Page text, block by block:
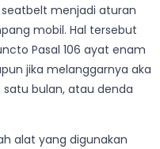
menjadi aturan
mobil. Hal tersebut
Pasal 106 ayat enam
jika melanggarnya aka
satu bulan, atau denda
alat yang digunakan